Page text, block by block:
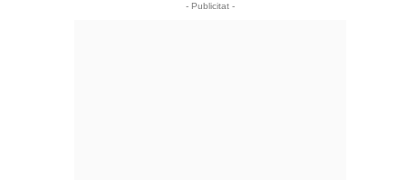
- Publicitat -